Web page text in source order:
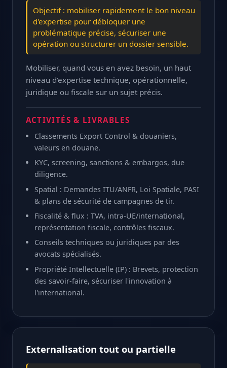
Objectif : mobiliser rapidement le bon niveau
d'expertise pour débloquer une
problématique précise, sécuriser une
opération ou structurer un dossier sensible.
Mobiliser, quand vous en avez besoin, un haut
niveau d'expertise technique, opérationnelle,
juridique ou fiscale sur un sujet précis.
ACTIVITÉS & LIVRABLES
Classements Export Control & douaniers,
valeurs en douane.
KYC, screening, sanctions & embargos, due
diligence.
Spatial : Demandes ITU/ANFR, Loi Spatiale, PASI
& plans de sécurité de campagnes de tir.
Fiscalité & flux : TVA, intra-UE/international,
représentation fiscale, contrôles fiscaux.
Conseils techniques ou juridiques par des
avocats spécialisés.
Propriété Intellectuelle (IP) : Brevets, protection
des savoir-faire, sécuriser l'innovation à
l'international.
Externalisation tout ou partielle